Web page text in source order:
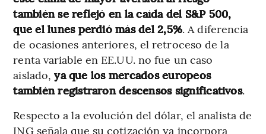
también se reflejó en la caída del S&P 500,
que el lunes perdió más del 2,5%. A diferencia
de ocasiones anteriores, el retroceso de la
renta variable en EE.UU. no fue un caso
aislado,ya que los mercados europeos
también registraron descensos significativos.
Respecto a la evolución del dólar, el analista de
ING señala que su cotización ya incorpora